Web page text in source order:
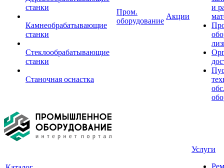
станки
Камнеобрабатывающие
станки
Стеклообрабатывающие
станки
Станочная оснастка
Пром.
оборудование
Акции
и
Услуги